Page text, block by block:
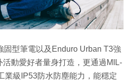
固型筆電以及Enduro Urban T3強
動愛好者量身打造，更通過MIL-
業級IP53防水防塵能力，能穩定